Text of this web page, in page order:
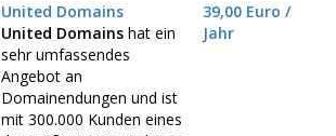
United Domains
United Domains hat ein
sehr umfassendes
Angebot an
Domainendungen und ist
mit 300.000 Kunden eines
39,00 Euro /
Jahr